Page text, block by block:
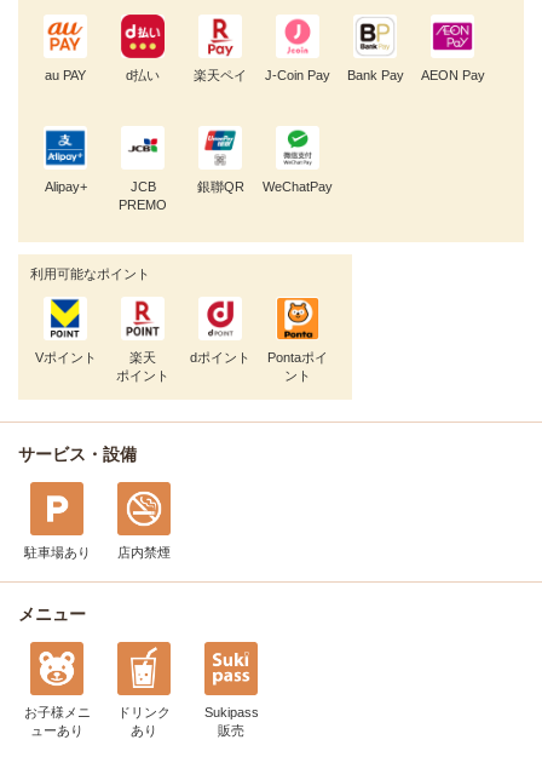
au PAY d払い 楽天ペイ J-Coin Pay Bank Pay AEON Pay
Alipay+
JCB
PREMO
銀聯QR WeChatPay
利用可能なポイント
Vポイント
楽天
ポイント
dポイント
Pontaポイ
ント
サービス・設備
駐車場あり 店内禁煙
メニュー
お子様メニ
ューあり
ドリンク
あり
Sukipass
販売